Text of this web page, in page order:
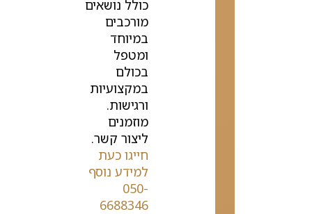
כולל נושאים
מורכבים
במיוחד
ומטפל
בכולם
במקצועיות
ורגישות.
מוזמנים
ליצור קשר.
חייגו כעת
למידע נוסף
050-
6688346